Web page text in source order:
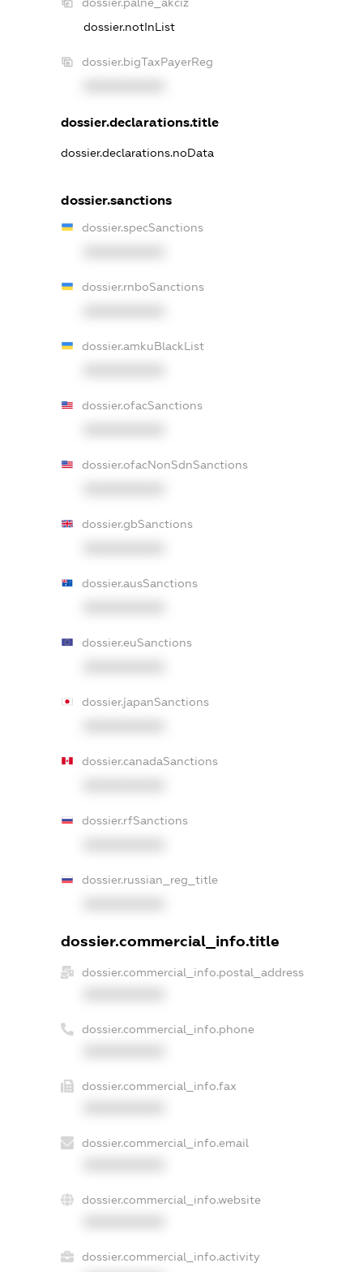
dossier.notInList
dossier.bigTaxPayerReg
dossier.declarations.title
dossier.declarations.noData
dossier.sanctions
dossier.specSanctions
dossier.rnboSanctions
dossier.amkuBlackList
dossier.ofacSanctions
dossier.ofacNonSdnSanctions
dossier.gbSanctions
dossier.ausSanctions
dossier.euSanctions
dossier.japanSanctions
dossier.canadaSanctions
dossier.rfSanctions
dossier.russian_reg_title
dossier.commercial_info.title
dossier.commercial_info.postal_address
dossier.commercial_info.phone
dossier.commercial_info.fax
dossier.commercial_info.email
dossier.commercial_info.website
dossier.commercial_info.activity